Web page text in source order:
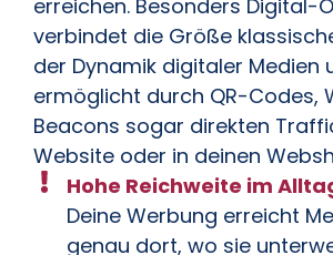
erreichen. Besonders
verbindet die Größe
der Dynamik digitaler Medien
ermöglicht durch QR-Codes,
Beacons sogar direkten
Website oder in deinen
Hohe Reichweite im
Deine Werbung erreicht
genau dort, wo sie